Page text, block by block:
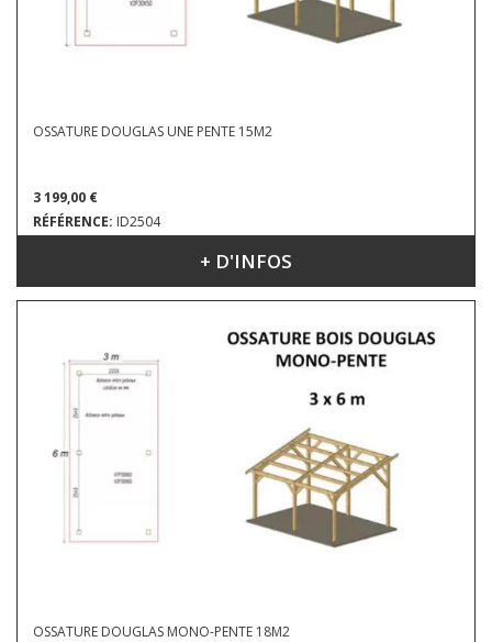
OSSATURE DOUGLAS UNE PENTE 15M2
3 199,00 €
RÉFÉRENCE: ID2504
DIMENSIONS : 3 X 5 X 3.63 M+ D'INFOS
OSSATURE DOUGLAS MONO-PENTE 18M2